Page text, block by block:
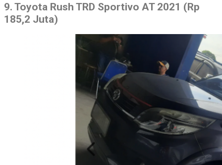
9. Toyota Rush TRD Sportivo AT 2021 (Rp
185,2 Juta)